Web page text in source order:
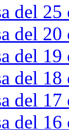
del
del
del
del
del
del